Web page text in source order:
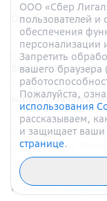
Ошибка при
Если у вас есть
8(499) 404-10-37
По вопросам
ОГРН
Москва,ул.
©ООО
копировании
Комплаенс
ООО «Сбер
пользователей и
обеспечения
персонализации
Запретить
вашего браузера
Пожалуйста,
использования
рассказываем,
и защищает ваши
странице.